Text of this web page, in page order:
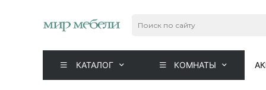
КАТАЛОГ КОМНАТЫ